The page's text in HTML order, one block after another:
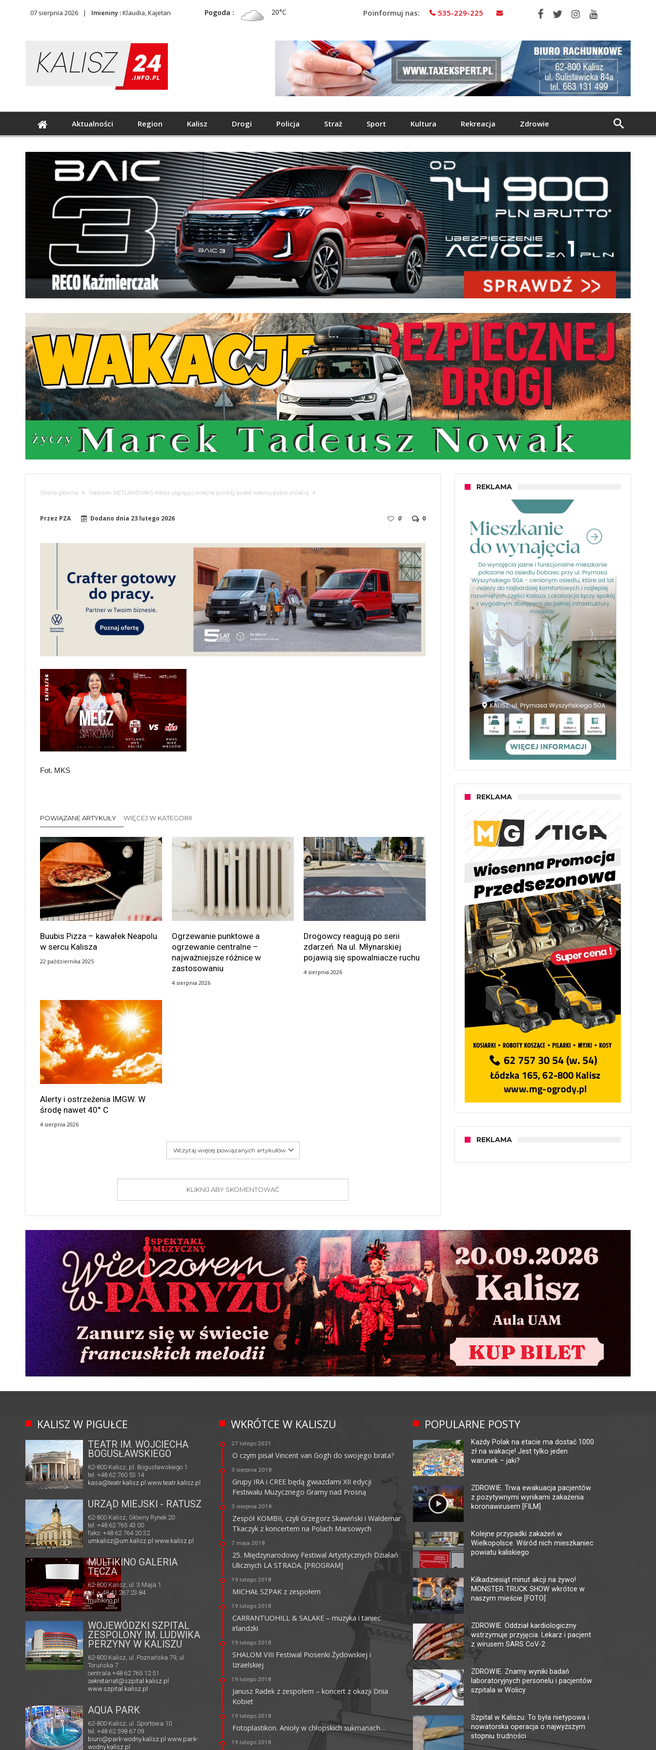
07 sierpnia 2026 Imieniny :Klaudia, Kajetan Pogoda : 20°C Poinformuj nas: 535-229-225
Aktualności Region Kalisz Drogi Policja Straż Sport Kultura Rekreacja Zdrowie
Strona główna Siatkarki NETLAND MKS Kalisz zagrają o kolejne punkty przed własną publicznością
Przez PZA Dodano dnia 23 lutego 2026 0
0
Fot. MKS
POWIĄZANE ARTYKUŁY WIĘCEJ W KATEGORII
Buubis Pizza – kawałek Neapolu
w sercu Kalisza
22 października 2025
Ogrzewanie punktowe a
ogrzewanie centralne –
najważniejsze różnice w
zastosowaniu
4 sierpnia 2026
Drogowcy reagują po serii
zdarzeń. Na ul. Młynarskiej
pojawią się spowalniacze ruchu
4 sierpnia 2026
Alerty i ostrzeżenia IMGW. W
środę nawet 40° C
4 sierpnia 2026
Wczytaj więcej powiązanych artykułów
KLIKNIJ ABY SKOMENTOWAĆ
REKLAMA
REKLAMA
REKLAMA
KALISZ W PIGUŁCE
TEATR IM. WOJCIECHA
BOGUSŁAWSKIEGO
62-800 Kalisz, pl. Bogusławskiego 1
tel. +48 62 760 53 14
kasa@teatr.kalisz.pl www.teatr.kalisz.pl
URZĄD MIEJSKI - RATUSZ
62-800 Kalisz, Główny Rynek 20
tel. +48 62 765 43 00
faks: +48 62 764 20 32
umkalisz@um.kalisz.pl www.kalisz.pl
MULTIKINO GALERIA
TĘCZA
62-800 Kalisz, ul. 3 Maja 1
tel. + 48 41 267 23 84
multikino.pl
KINO HELIOS GALERIA
62-800 Kalisz, ul. Górnośląska 82
KINO CENTRUM
62-800 Kalisz, ul. Łazienna 6
tel. +48 62 765 25 01
faks. +48 62 767 23 18
ckis@ckis.kalisz.pl
WOJEWÓDZKI SZPITAL
ZESPOLONY IM. LUDWIKA
PERZYNY W KALISZU
62-800 Kalisz, ul. Poznańska 79, ul.
Toruńska 7
centrala +48 62 765 12 51
sekretariat@szpital.kalisz.pl
www.szpital.kalisz.pl
AQUA PARK
62-800 Kalisz, ul. Sportowa 10
tel. +48 62 598 67 09
biuro@park-wodny.kalisz.pl www.park-
wodny.kalisz.pl
WKRÓTCE W KALISZU
27 lutego 2021
O czym pisał Vincent van Gogh do swojego brata?
3 sierpnia 2018
Grupy IRA i CREE będą gwiazdami XII edycji
Festiwalu Muzycznego Gramy nad Prosną
3 sierpnia 2018
Zespół KOMBII, czyli Grzegorz Skawiński i Waldemar
Tkaczyk z koncertem na Polach Marsowych
7 maja 2018
25. Międzynarodowy Festiwal Artystycznych Działań
Ulicznych LA STRADA. [PROGRAM]
19 lutego 2018
MICHAŁ SZPAK z zespołem
19 lutego 2018
CARRANTUOHILL & SALAKE – muzyka i taniec
irlandzki
19 lutego 2018
SHALOM VIII Festiwal Piosenki Żydowskiej i
Izraelskiej
19 lutego 2018
Janusz Radek z zespołem – koncert z okazji Dnia
Kobiet
19 lutego 2018
Fotoplastikon. Anioły w chłopskich sukmanach…
19 lutego 2018
POPULARNE POSTY
Każdy Polak na etacie ma dostać 1000
zł na wakacje! Jest tylko jeden
warunek – jaki?
ZDROWIE. Trwa ewakuacja pacjentów
z pozytywnymi wynikami zakażenia
koronawirusem [FILM]
Kolejne przypadki zakażeń w
Wielkopolsce. Wśród nich mieszkaniec
powiatu kaliskiego
Kilkadziesiąt minut akcji na żywo!
MONSTER TRUCK SHOW wkrótce w
naszym mieście [FOTO]
ZDROWIE. Oddział kardiologiczny
wstrzymuje przyjęcia. Lekarz i pacjent
z wirusem SARS CoV-2
ZDROWIE. Znamy wyniki badań
laboratoryjnych personelu i pacjentów
szpitala w Wolicy
Szpital w Kaliszu: To była nietypowa i
nowatorska operacja o najwyższym
stopniu trudności